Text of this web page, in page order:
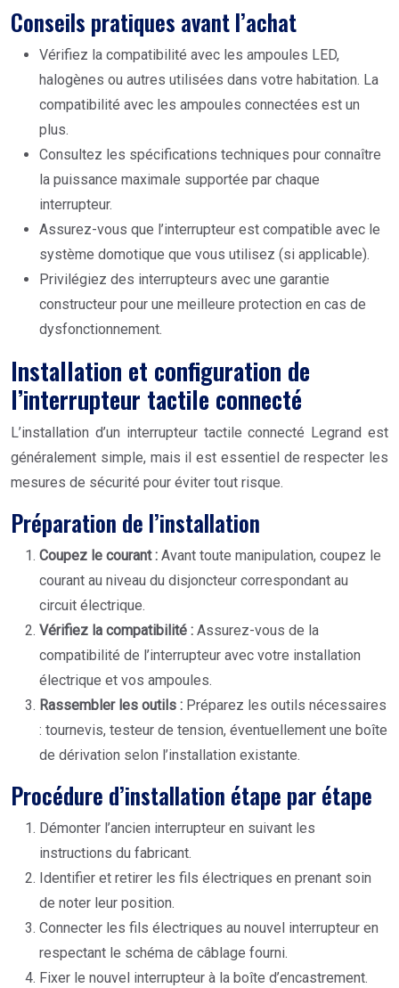
Conseils pratiques avant l’achat
Vérifiez la compatibilité avec les ampoules LED,
halogènes ou autres utilisées dans votre habitation. La
compatibilité avec les ampoules connectées est un
plus.
Consultez les spécifications techniques pour connaître
la puissance maximale supportée par chaque
interrupteur.
Assurez-vous que l’interrupteur est compatible avec le
système domotique que vous utilisez (si applicable).
Privilégiez des interrupteurs avec une garantie
constructeur pour une meilleure protection en cas de
dysfonctionnement.
Installation et configuration de
l’interrupteur tactile connecté
L’installation d’un interrupteur tactile connecté Legrand est
généralement simple, mais il est essentiel de respecter les
mesures de sécurité pour éviter tout risque.
Préparation de l’installation
Coupez le courant : Avant toute manipulation, coupez le
courant au niveau du disjoncteur correspondant au
circuit électrique.
Vérifiez la compatibilité : Assurez-vous de la
compatibilité de l’interrupteur avec votre installation
électrique et vos ampoules.
Rassembler les outils : Préparez les outils nécessaires
: tournevis, testeur de tension, éventuellement une boîte
de dérivation selon l’installation existante.
Procédure d’installation étape par étape
Démonter l’ancien interrupteur en suivant les
instructions du fabricant.
Identifier et retirer les fils électriques en prenant soin
de noter leur position.
Connecter les fils électriques au nouvel interrupteur en
respectant le schéma de câblage fourni.
Fixer le nouvel interrupteur à la boîte d’encastrement.